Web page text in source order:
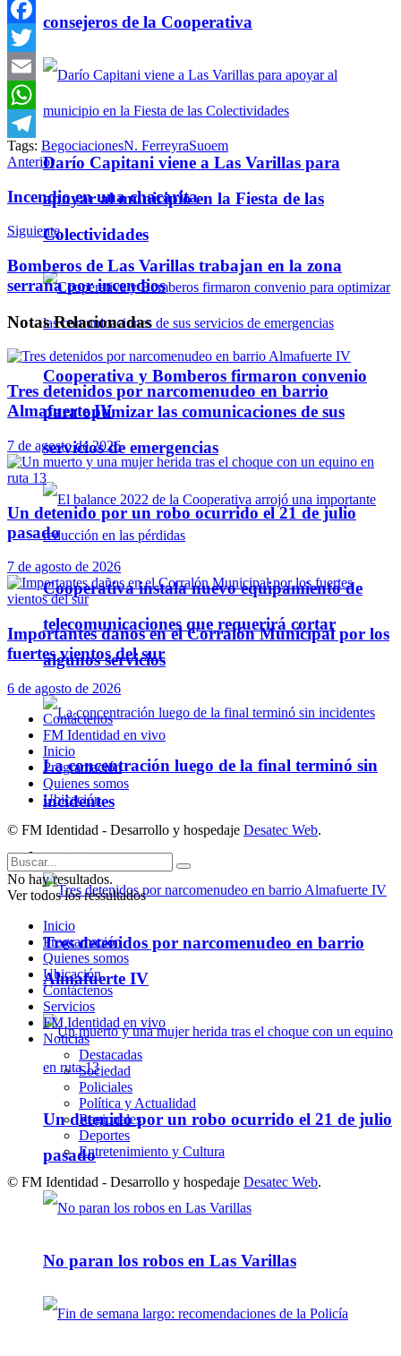
consejeros de la Cooperativa
Darío Capitani viene a Las Varillas para
apoyar al municipio en la Fiesta de las
Colectividades
Cooperativa y Bomberos firmaron convenio
para optimizar las comunicaciones de sus
servicios de emergencias
Cooperativa instala nuevo equipamiento de
telecomunicaciones que requerirá cortar
algunos servicios
La concentración luego de la final terminó sin
incidentes
Policiales
Tres detenidos por narcomenudeo en barrio
Almafuerte IV
Un detenido por un robo ocurrido el 21 de julio
pasado
No paran los robos en Las Varillas
Facebook
Twitter
Email
WhatsApp
Telegram
Tags: BegociacionesN. FerreyraSuoem
Anterior
Incendio en una chacarita
Siguiente
Bomberos de Las Varillas trabajan en la zona
serrana por incendios
NotasRelacionadas
Tres detenidos por narcomenudeo en barrio
Almafuerte IV
7 de agosto de 2026
Un detenido por un robo ocurrido el 21 de julio
pasado
7 de agosto de 2026
Importantes daños en el Corralón Municipal por los
fuertes vientos del sur
6 de agosto de 2026
Contáctenos
FM Identidad en vivo
Inicio
Programación
Quienes somos
Ubicación
© FM Identidad - Desarrollo y hospedaje Desatec Web.
No hay resultados.
Ver todos los ressultados
Inicio
Programación
Quienes somos
Ubicación
Contáctenos
Servicios
FM Identidad en vivo
Noticias
Destacadas
Sociedad
Policiales
Política y Actualidad
Regionales
Deportes
Entretenimiento y Cultura
© FM Identidad - Desarrollo y hospedaje Desatec Web.